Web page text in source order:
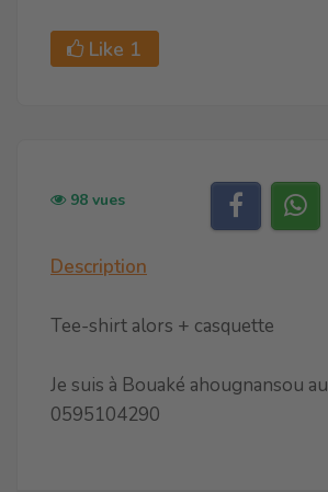
Like 1
98 vues
Description
Tee-shirt alors + casquette
Je suis à Bouaké ahougnansou au
0595104290